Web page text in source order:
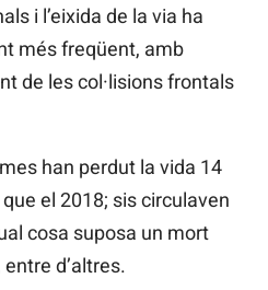
i l’eixida de la via ha
més freqüent, amb
de les col·lisions frontals
han perdut la vida 14
el 2018; sis circulaven
cosa suposa un mort
d’altres.